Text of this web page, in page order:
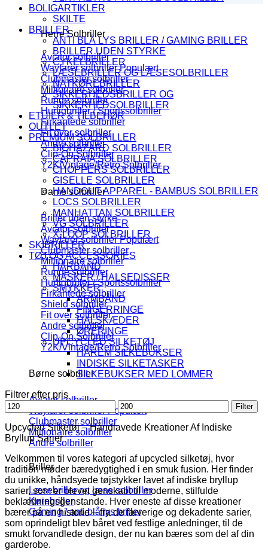
Herre Solbriller
Aviator solbriller
Wayfarer solbriller
Clubmaster solbriller
Millionaire solbriller
Runde solbriller
Hurtigbriller / Sportssolbriller
Firkantede solbriller
Fit over solbriller
Andre solbriller
Clip-On Solbriller
Y2K/Vintage/Retro Solbriller
Dame solbriller
Briller uden styrke
Aviator solbriller
Wayfarer solbriller
Clubmaster solbriller
Millionaire solbriller
Runde solbriller
Hurtigbriller / Sportssolbriller
Firkantede solbriller
Shield solbriller
Fit over solbriller
Andre solbriller
Clip-On Solbriller
Y2K/Vintage/Retro Solbriller
Børne solbriller
Aviator solbriller
Wayfarer solbriller
Clubmaster solbriller
Millionaire solbriller
Andre solbriller
Briller
Læsebriller og læse solbriller
Kørebriller
Gaming / anti blå lys briller
BOLIGARTIKLER
SKILTE
BRILLER
ANTI BLÅ LYS BRILLER / GAMING BRILLER
BRILLER UDEN STYRKE
CYKELBRILLER
LÆSEBRILLER OG LÆSESOLBRILLER
NATKØREBRILLER
SIKKERHEDSBRILLER OG
SIKKERHEDSOLBRILLER
ETUIER & TILBEHØR
OUTLET
PREMIUM SOLBRILLER
BIOHAZARD SOLBRILLER
CAPRAIA SOLBRILLER
CHOPPERS SOLBRILLER
GISELLE SOLBRILLER
HANDOUT APPAREL - BAMBUS SOLBRILLER
LOCS SOLBRILLER
MANHATTAN SOLBRILLER
VG SOLBRILLER
X-LOOP SOLBRILLER
SKIBRILLER
TØJ OG ACCESSORIES
HÅRBÅND
MASKER / HALSEDISSER
SMYKKER
ARMBÅND
FINGERRINGE
HALSKÆDER
ØRERINGE
UPCYCLED SILKETØJ
HAREM SILKEBUKSER
INDISKE SILKETASKER
SILKEBUKSER MED LOMMER
Filtrer efter pris
Mindste
pris
Højeste
pris
Filter
Upcycled Silketøj – Håndlavede Kreationer Af Indiske
Bryllup Sarier
Velkommen til vores kategori af upcycled silketøj, hvor
tradition møder bæredygtighed i en smuk fusion. Her finder
du unikke, håndsyede tøjstykker lavet af indiske bryllup
sarier, som er blevet genskabt til moderne, stilfulde
beklædningsgenstande. Hver eneste af disse kreationer
bærer på en historie – fra de farverige og dekadente sarier,
som oprindeligt blev båret ved festlige anledninger, til de
smukt forvandlede design, der nu kan bæres som del af din
garderobe.